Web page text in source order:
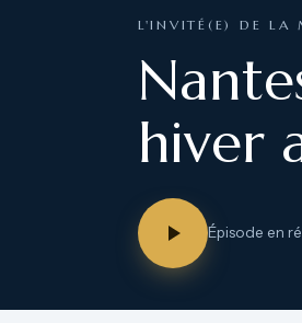
L'INVITÉ(E) DE LA
hiver
Épisode en